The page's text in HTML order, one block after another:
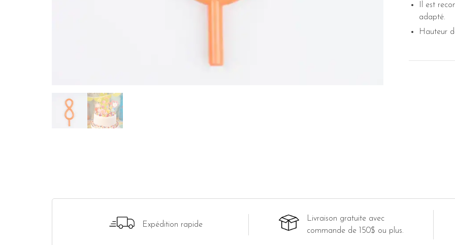
Il est
adapté.
Hauteur
Expédition rapide
Livraison gratuite avec
commande de 150$ ou plus.